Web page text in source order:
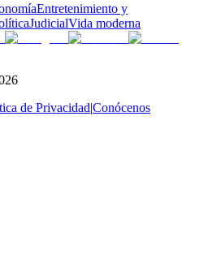
Entretenimiento y
JudicialVida moderna
de Privacidad|Conócenos